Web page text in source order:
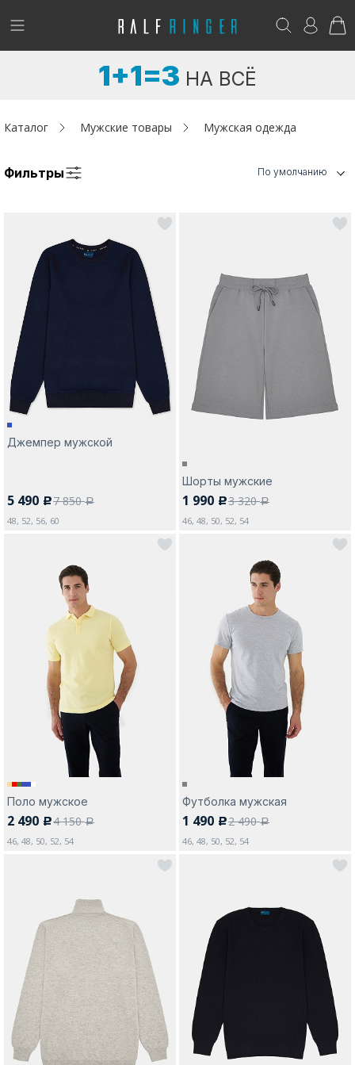
!
Женщинам
Аутлет
Акции / Новости
Адреса магазинов
Да, все верно Изменить город
О компании
Покупателям
Возникли вопросы? - club@ralf.ru
1+1=3 НА ВСЁ
Каталог Мужские товары Мужская одежда
Фильтры По умолчанию
Джемпер мужской
5 490 c7 850a
48, 52, 56, 60
Шорты мужские
1 990 c3 320a
46, 48, 50, 52, 54
Поло мужское
2 490 c4 150a
46, 48, 50, 52, 54
Футболка мужская
1 490 c2 490a
46, 48, 50, 52, 54